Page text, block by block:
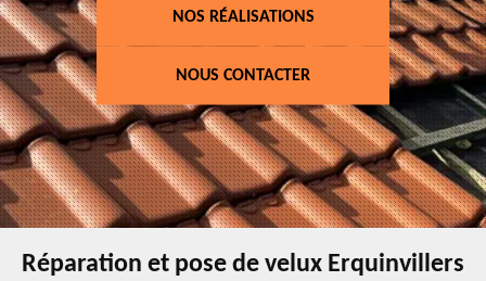
NOS RÉALISATIONS
NOUS CONTACTER
Réparation et pose de velux Erquinvillers